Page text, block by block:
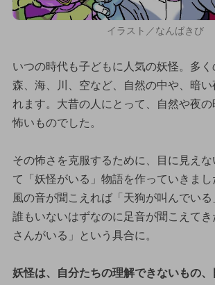
イラスト／なんばきび
いつの時代も子どもに人気の妖怪。多く
森、海、川、空など、自然の中や、暗い
れます。大昔の人にとって、自然や夜
怖いものでした。
その怖さを克服するために、目に見え
て「妖怪がいる」物語を作っていきまし
風の音が聞こえれば「天狗が叫んでいる
誰もいないはずなのに足音が聞こえてき
さんがいる」という具合に。
妖怪は、自分たちの理解できないもの、